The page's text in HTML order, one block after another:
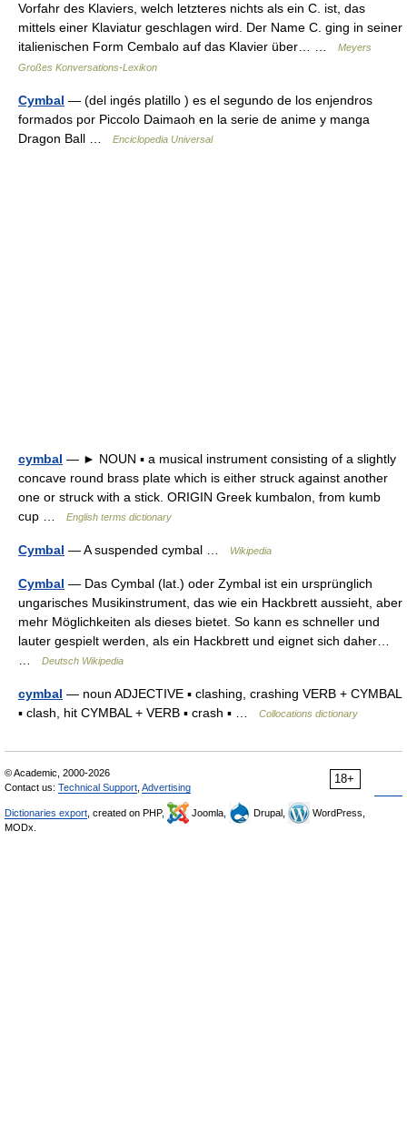
Vorfahr des Klaviers, welch letzteres nichts als ein C. ist, das
mittels einer Klaviatur geschlagen wird. Der Name C. ging in seiner
italienischen Form Cembalo auf das Klavier über… …
Meyers
Großes Konversations-Lexikon
Cymbal — (del ingés platillo ) es el segundo de los enjendros
formados por Piccolo Daimaoh en la serie de anime y manga
Dragon Ball …
Enciclopedia Universal
cymbal — ► NOUN ▪ a musical instrument consisting of a slightly
concave round brass plate which is either struck against another
one or struck with a stick. ORIGIN Greek kumbalon, from kumb
cup …
English terms dictionary
Cymbal — A suspended cymbal … Wikipedia
Cymbal — Das Cymbal (lat.) oder Zymbal ist ein ursprünglich
ungarisches Musikinstrument, das wie ein Hackbrett aussieht, aber
mehr Möglichkeiten als dieses bietet. So kann es schneller und
lauter gespielt werden, als ein Hackbrett und eignet sich daher…
Deutsch Wikipedia
cymbal — noun ADJECTIVE ▪ clashing, crashing VERB + CYMBAL
▪ clash, hit CYMBAL + VERB ▪ crash ▪ …
Collocations dictionary
18+
© Academic, 2000-2026
Contact us: Technical Support Advertising
Dictionaries export , created on PHP, Joomla, Drupal,
WordPress,
MODx.